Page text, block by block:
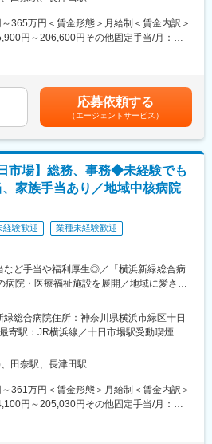
温泉病院設立以来、変革を続け環境変化に
病院を全国有数の規模のケアミックス病
神奈川県下に27の施設を整備し、医療・介
サービスを提供しています。
365万円＜賃金形態＞月給制＜賃金内訳＞
円～206,600円その他固定手当/月：
績：3.65ヶ月分■昇給：あり※※前年度実
～ 5,000円賃金はあくまでも目安の金額で
下する可能性があります。月給(月額)は固定
。
応募依頼する
（エージェントサービス）
市場】総務、事務◆未経験でも
家族手当あり／地域中核病院
経験歓迎 業種未経験歓迎
など手当や福利厚生◎／「横浜新緑総合病
病院・医療福祉施設を展開／地域に愛され
機器、一般用度物品発注・保管・各部署
、電話応対）
への物品移動のため、自動車運転していた
緑総合病院住所：神奈川県横浜市緑区十日
寄駅：JR横浜線／十日市場駅受動喫煙対
更の範囲：会社の定める事業所
田奈駅、長津田駅
361万円＜賃金形態＞月給制＜賃金内訳＞
円～205,030円その他固定手当/月：